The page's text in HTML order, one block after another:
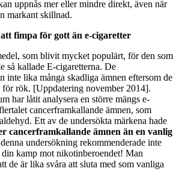
uppnås mer eller mindre direkt, även när
markant skillnad.
fimpa för gott än e-cigaretter
som blivit mycket populärt, för den som
så kallade E-cigaretterna. De
inte lika många skadliga ämnen eftersom de
för rök. [Uppdatering november 2014].
har låtit analysera en större mängs e-
cancerframkallande ämnen, som
Ett av de undersökta märkena hade
cancerframkallande ämnen än en vanlig
undersökning rekommenderade inte
kamp mot nikotinberoendet! Man
de är lika svåra att sluta med som vanliga